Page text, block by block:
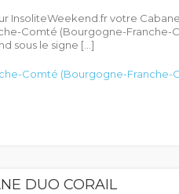
InsoliteWeekend.fr votre
Comté (Bourgogne-Franche-
sous le signe […]
Comté (Bourgogne-Franche-
DUO CORAIL